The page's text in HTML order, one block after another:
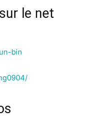
le net
bin